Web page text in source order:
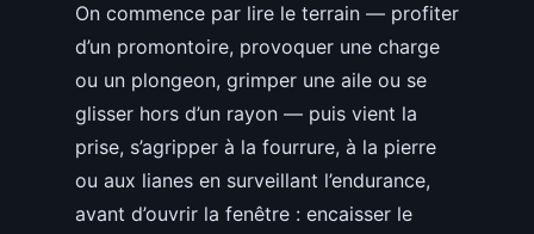
On commence par lire le terrain — profiter
d’un promontoire, provoquer une charge
ou un plongeon, grimper une aile ou se
glisser hors d’un rayon — puis vient la
prise, s’agripper à la fourrure, à la pierre
ou aux lianes en surveillant l’endurance,
avant d’ouvrir la fenêtre : encaisser le